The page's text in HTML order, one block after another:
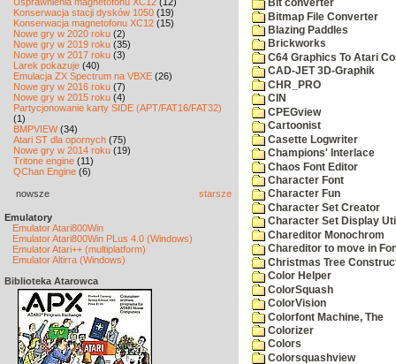
Konserwacja stacji dysków 1050 (19)
Konserwacja magnetofonu XC12 (15)
Nowe gry w 2020 roku (2)
Nowe gry w 2019 roku (35)
Nowe gry w 2017 roku (3)
Larek pokazuje (40)
Emulacja ZX Spectrum na VBXE (26)
Nowe gry w 2016 roku (7)
Nowe gry w 2015 roku (4)
Partycjonowanie karty SIDE (APT/FAT16/FAT32)
(1)
BMPVIEW(34)
Atari ST dla opornych (75)
Nowe gry w 2014 roku (19)
Tritone engine (11)
QChan Engine (6)
nowsze starsze
Emulatory
Emulator Atari800Win
Emulator Atari800Win PLus 4.0 (Windows)
Emulator Atari++ (multiplatform)
Emulator Altirra (Windows)
Biblioteka Atarowca
Bit converter
Bitmap File Converter
Blazing Paddles
Brickworks
C64 Graphics To Atari
CAD-JET 3D-Graphik
CHR_PRO
CIN
CPEGview
Cartoonist
Casette Logwriter
Champions' Interlace
Chaos Font Editor
Character Font
Character Fun
Character Set Creator
Character Set Display
Chareditor Monochrom
Chareditor to move in
Christmas Tree
Color Helper
ColorSquash
ColorVision
Colorfont Machine, The
Colorizer
Colors
Colorsquashview